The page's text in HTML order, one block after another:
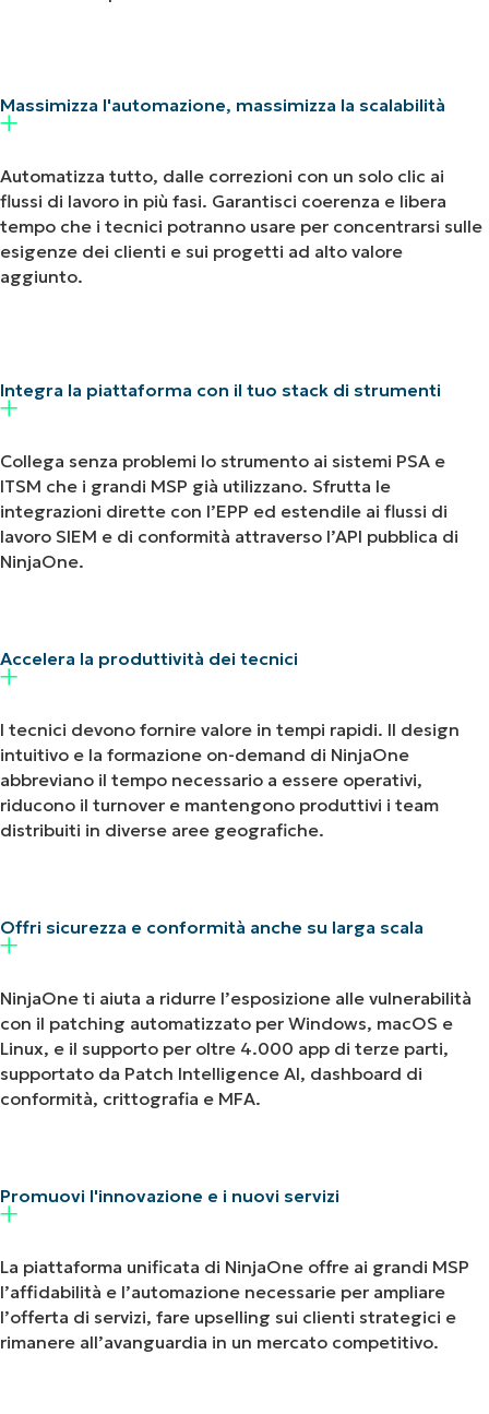
Massimizza l'automazione, massimizza la scalabilità
Automatizza tutto, dalle correzioni con un solo clic ai
flussi di lavoro in più fasi. Garantisci coerenza e libera
tempo che i tecnici potranno usare per concentrarsi sulle
esigenze dei clienti e sui progetti ad alto valore
aggiunto.
Integra la piattaforma con il tuo stack di strumenti
Collega senza problemi lo strumento ai sistemi PSA e
ITSM che i grandi MSP già utilizzano. Sfrutta le
integrazioni dirette con l’EPP ed estendile ai flussi di
lavoro SIEM e di conformità attraverso l’API pubblica di
NinjaOne.
Accelera la produttività dei tecnici
I tecnici devono fornire valore in tempi rapidi. Il design
intuitivo e la formazione on-demand di NinjaOne
abbreviano il tempo necessario a essere operativi,
riducono il turnover e mantengono produttivi i team
distribuiti in diverse aree geografiche.
Offri sicurezza e conformità anche su larga scala
NinjaOne ti aiuta a ridurre l’esposizione alle vulnerabilità
con il patching automatizzato per Windows, macOS e
Linux, e il supporto per oltre 4.000 app di terze parti,
supportato da Patch Intelligence AI, dashboard di
conformità, crittografia e MFA.
Promuovi l'innovazione e i nuovi servizi
La piattaforma unificata di NinjaOne offre ai grandi MSP
l’affidabilità e l’automazione necessarie per ampliare
l’offerta di servizi, fare upselling sui clienti strategici e
rimanere all’avanguardia in un mercato competitivo.